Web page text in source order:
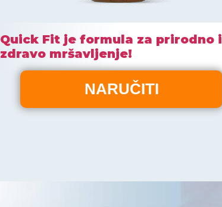
Quick Fit je formula za prirodno i
zdravo mršavljenje!
NARUČITI